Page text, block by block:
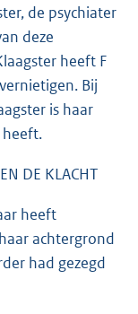
de psychiater
deze
heeft F
Bij
is haar
heeft.
DE KLACHT
heeft
achtergrond
had gezegd